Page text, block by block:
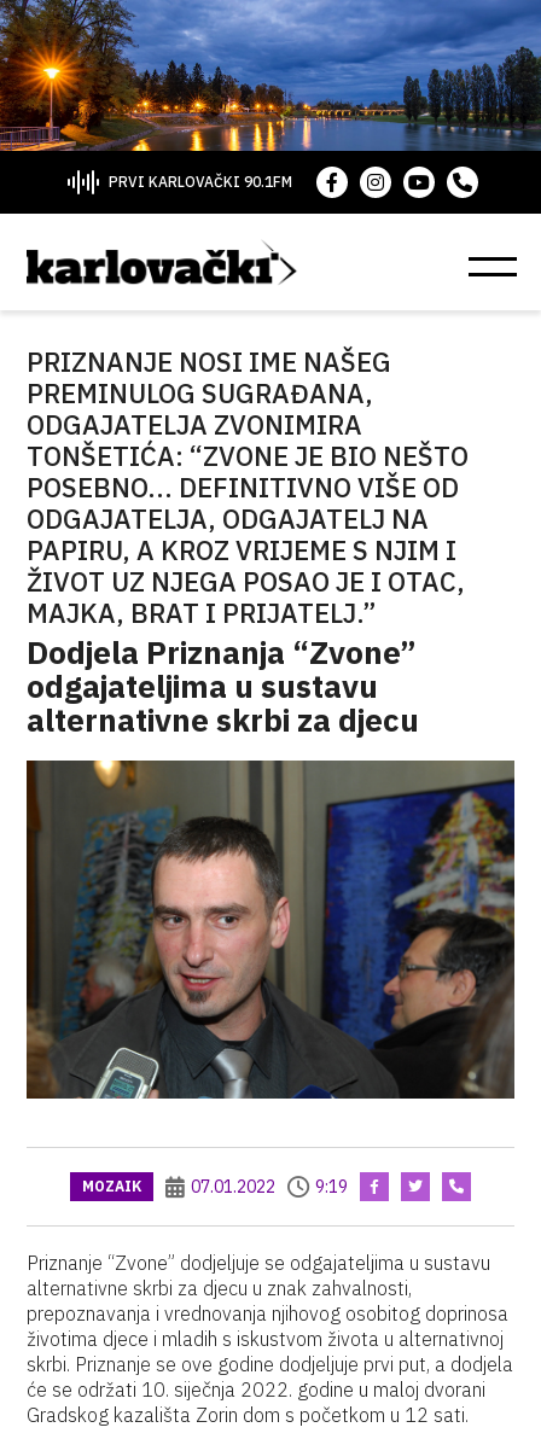
PRVI KARLOVAČKI 90.1FM
PRIZNANJE NOSI IME NAŠEG
PREMINULOG SUGRAĐANA,
ODGAJATELJA ZVONIMIRA
TONŠETIĆA: “ZVONE JE BIO NEŠTO
POSEBNO... DEFINITIVNO VIŠE OD
ODGAJATELJA, ODGAJATELJ NA
PAPIRU, A KROZ VRIJEME S NJIM I
ŽIVOT UZ NJEGA POSAO JE I OTAC,
MAJKA, BRAT I PRIJATELJ.”
Dodjela Priznanja “Zvone”
odgajateljima u sustavu
alternativne skrbi za djecu
MOZAIK 07.01.2022 9:19
Priznanje “Zvone” dodjeljuje se odgajateljima u sustavu
alternativne skrbi za djecu u znak zahvalnosti,
prepoznavanja i vrednovanja njihovog osobitog doprinosa
životima djece i mladih s iskustvom života u alternativnoj
skrbi. Priznanje se ove godine dodjeljuje prvi put, a dodjela
će se održati 10. siječnja 2022. godine u maloj dvorani
Gradskog kazališta Zorin dom s početkom u 12 sati.